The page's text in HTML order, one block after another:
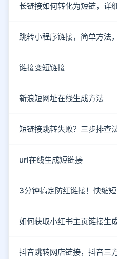
长链接如何转化为短链，详
跳转小程序链接，简单方法
链接变短链接
新浪短网址在线生成方法
短链接跳转失败？三步排查
url在线生成短链接
如何获取小红书主页链接生
抖音跳转网店链接，抖音三